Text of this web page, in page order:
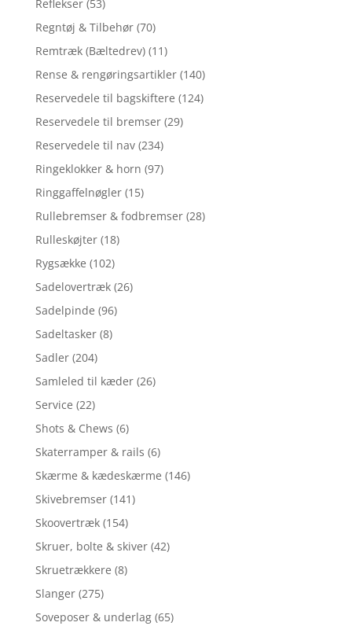
Reflekser (53)
Regntøj & Tilbehør (70)
Remtræk (Bæltedrev) (11)
Rense & rengøringsartikler (140)
Reservedele til bagskiftere (124)
Reservedele til bremser (29)
Reservedele til nav (234)
Ringeklokker & horn (97)
Ringgaffelnøgler (15)
Rullebremser & fodbremser (28)
Rulleskøjter (18)
Rygsække (102)
Sadelovertræk (26)
Sadelpinde (96)
Sadeltasker (8)
Sadler (204)
Samleled til kæder (26)
Service (22)
Shots & Chews (6)
Skaterramper & rails (6)
Skærme & kædeskærme (146)
Skivebremser (141)
Skoovertræk (154)
Skruer, bolte & skiver (42)
Skruetrækkere (8)
Slanger (275)
Soveposer & underlag (65)